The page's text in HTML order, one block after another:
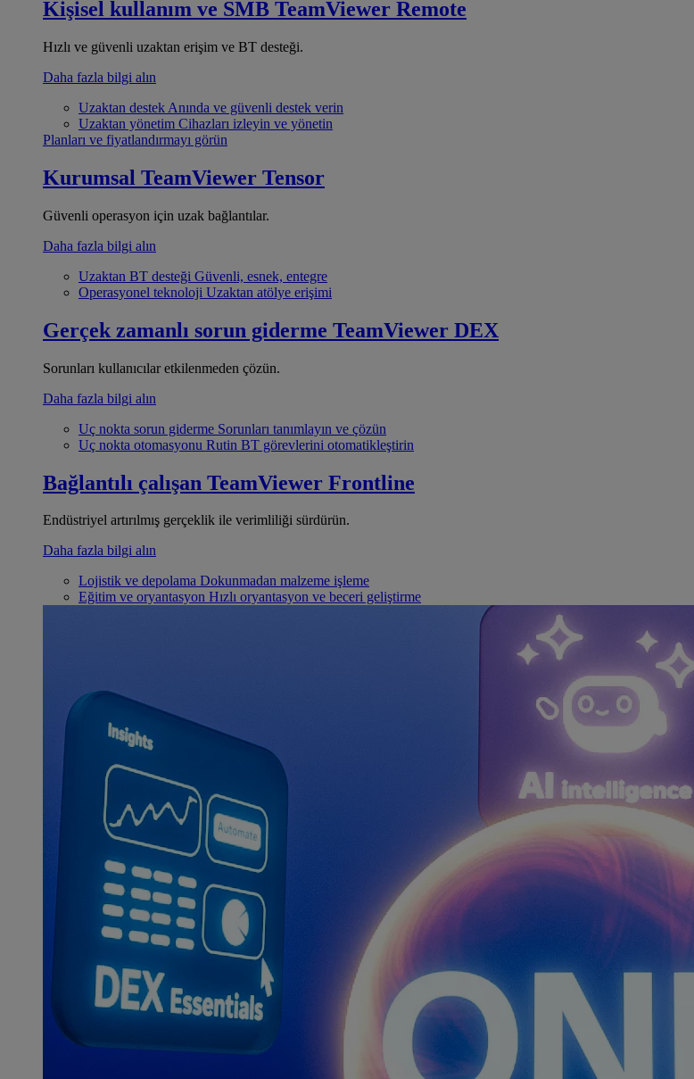
Kişisel kullanım ve SMB TeamViewer Remote
Hızlı ve güvenli uzaktan erişim ve BT desteği.
Daha fazla bilgi alın
Uzaktan destek Anında ve güvenli destek verin
Uzaktan yönetim Cihazları izleyin ve yönetin
Planları ve fiyatlandırmayı görün
Kurumsal TeamViewer Tensor
Güvenli operasyon için uzak bağlantılar.
Daha fazla bilgi alın
Uzaktan BT desteği Güvenli, esnek, entegre
Operasyonel teknoloji Uzaktan atölye erişimi
Gerçek zamanlı sorun giderme TeamViewer DEX
Sorunları kullanıcılar etkilenmeden çözün.
Daha fazla bilgi alın
Uç nokta sorun giderme Sorunları tanımlayın ve çözün
Uç nokta otomasyonu Rutin BT görevlerini otomatikleştirin
Bağlantılı çalışan TeamViewer Frontline
Endüstriyel artırılmış gerçeklik ile verimliliği sürdürün.
Daha fazla bilgi alın
Lojistik ve depolama Dokunmadan malzeme işleme
Eğitim ve oryantasyon Hızlı oryantasyon ve beceri geliştirme